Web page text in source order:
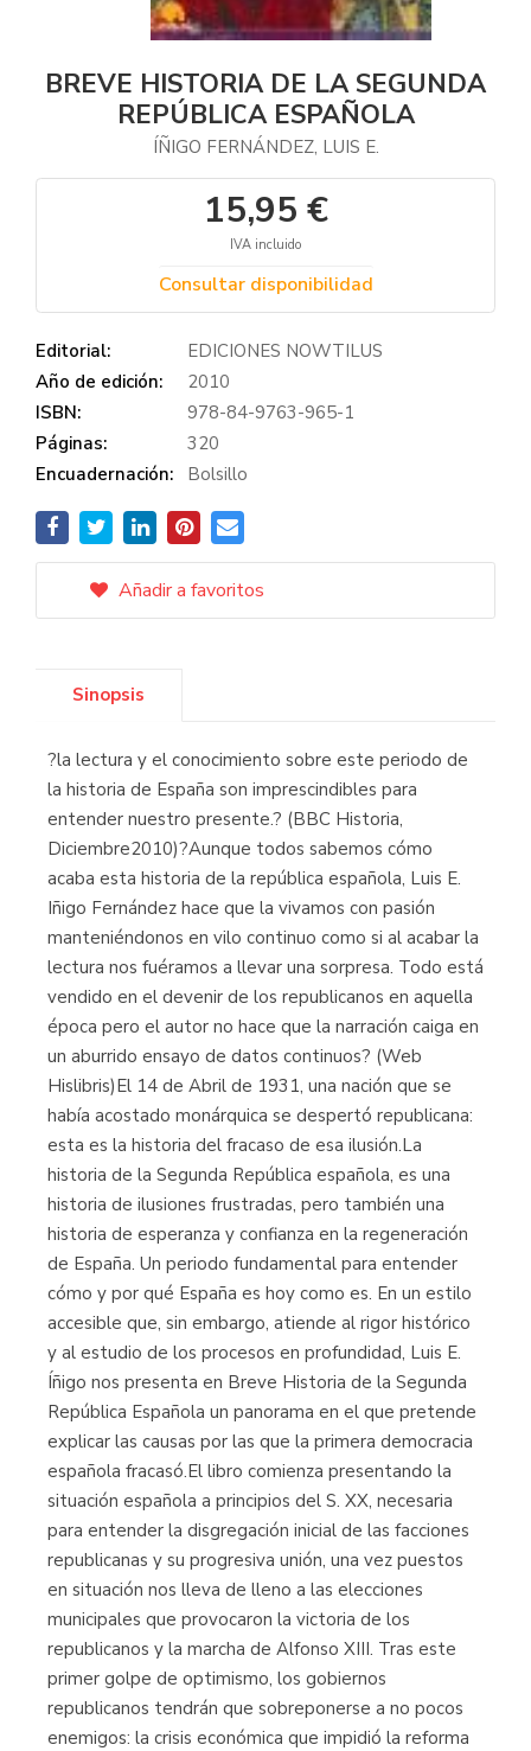
BREVE HISTORIA DE LA SEGUNDA
REPÚBLICA ESPAÑOLA
ÍÑIGO FERNÁNDEZ, LUIS E.
15,95 €
IVA incluido
Consultar disponibilidad
Editorial:
EDICIONES NOWTILUS
Año de edición:
2010
ISBN:
978-84-9763-965-1
Páginas:
320
Encuadernación:
Bolsillo
Añadir a favoritos
Sinopsis
?la lectura y el conocimiento sobre este periodo de
la historia de España son imprescindibles para
entender nuestro presente.? (BBC Historia,
Diciembre2010)?Aunque todos sabemos cómo
acaba esta historia de la república española, Luis E.
Iñigo Fernández hace que la vivamos con pasión
manteniéndonos en vilo continuo como si al acabar la
lectura nos fuéramos a llevar una sorpresa. Todo está
vendido en el devenir de los republicanos en aquella
época pero el autor no hace que la narración caiga en
un aburrido ensayo de datos continuos? (Web
Hislibris)El 14 de Abril de 1931, una nación que se
había acostado monárquica se despertó republicana:
esta es la historia del fracaso de esa ilusión.La
historia de la Segunda República española, es una
historia de ilusiones frustradas, pero también una
historia de esperanza y confianza en la regeneración
de España. Un periodo fundamental para entender
cómo y por qué España es hoy como es. En un estilo
accesible que, sin embargo, atiende al rigor histórico
y al estudio de los procesos en profundidad, Luis E.
Íñigo nos presenta en Breve Historia de la Segunda
República Española un panorama en el que pretende
explicar las causas por las que la primera democracia
española fracasó.El libro comienza presentando la
situación española a principios del S. XX, necesaria
para entender la disgregación inicial de las facciones
republicanas y su progresiva unión, una vez puestos
en situación nos lleva de lleno a las elecciones
municipales que provocaron la victoria de los
republicanos y la marcha de Alfonso XIII. Tras este
primer golpe de optimismo, los gobiernos
republicanos tendrán que sobreponerse a no pocos
enemigos: la crisis económica que impidió la reforma